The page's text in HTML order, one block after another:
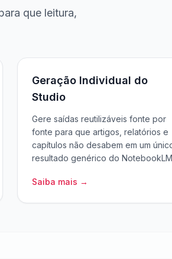
que leitura,
Geração Individual do
Studio
Gere saídas reutilizáveis fonte por
fonte para que artigos, relatórios e
capítulos não desabem em um
resultado genérico do
Saiba mais →